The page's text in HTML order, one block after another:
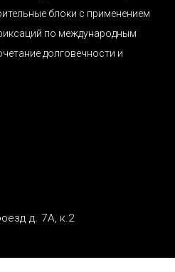
блоки с применением
по международным
долговечности и
д. 7А, к.2